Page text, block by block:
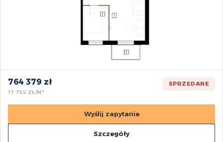
764 379 zł
17 735 ZŁ/M²
SPRZEDANE
Wyślij zapytanie
Szczegóły